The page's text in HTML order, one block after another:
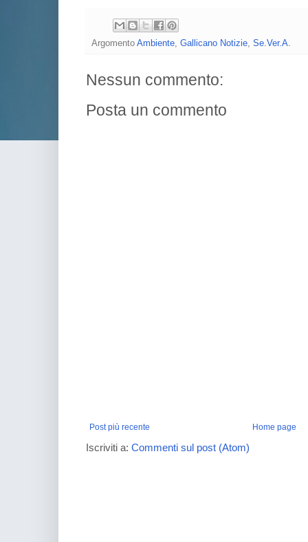
Argomento Ambiente Gallicano Notizie Se.Ver.A.
Nessun commento:
Posta un commento
Post più recente Home page
Iscriviti a: Commenti sul post (Atom)